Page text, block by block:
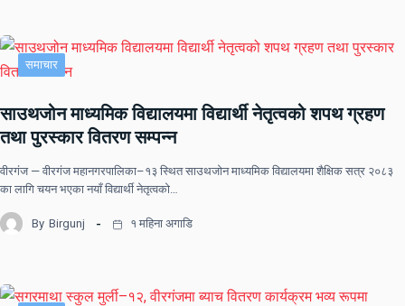
समाचार
साउथजोन माध्यमिक विद्यालयमा विद्यार्थी नेतृत्वको शपथ ग्रहण
तथा पुरस्कार वितरण सम्पन्न
वीरगंज — वीरगंज महानगरपालिका–१३ स्थित साउथजोन माध्यमिक विद्यालयमा शैक्षिक सत्र २०८३
का लागि चयन भएका नयाँ विद्यार्थी नेतृत्वको…
By Birgunj १ महिना अगाडि